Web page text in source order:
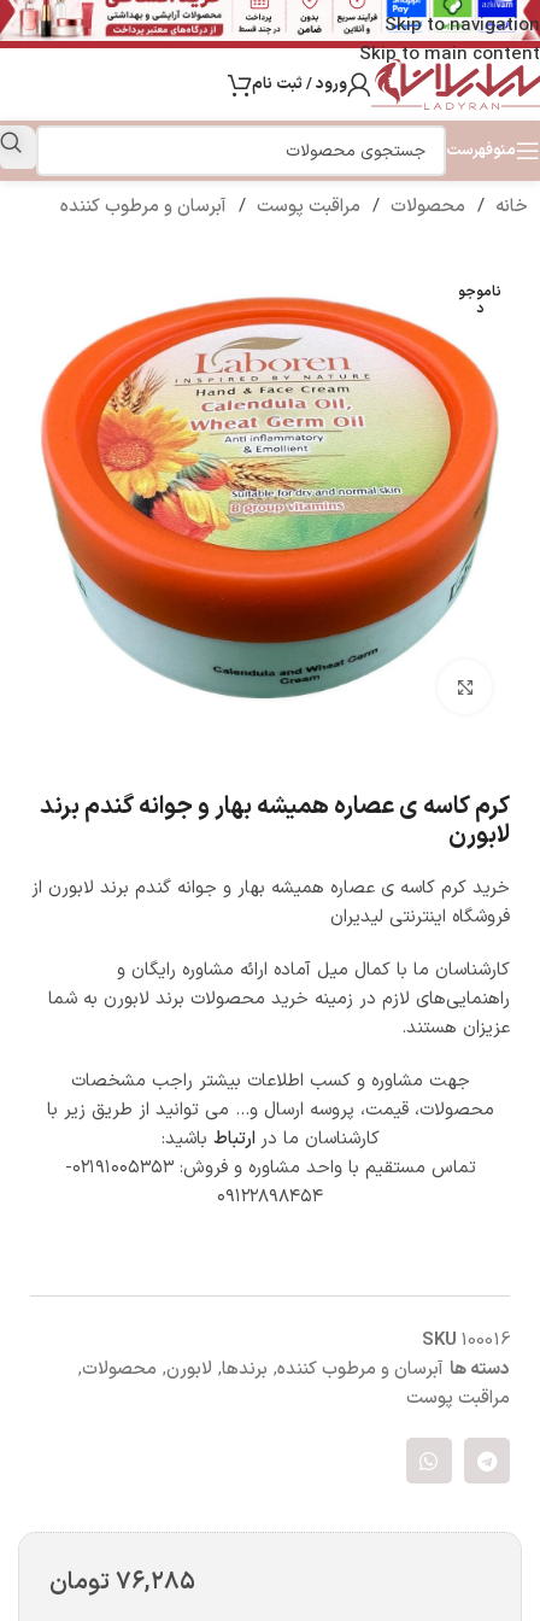
Skip to navigation
Skip to main content
ورود / ثبت نام
منوفهرست
خانه / محصولات / مراقبت پوست / آبرسان و مرطوب کننده
ناموجو
د
بزرگنمایی تصویر
کرم کاسه ی عصاره همیشه بهار و جوانه گندم برند
لابورن
خرید کرم کاسه ی عصاره همیشه بهار و جوانه گندم برند لابورن از
فروشگاه اینترنتی لیدیران
کارشناسان ما با کمال میل آماده ارائه مشاوره رایگان و
راهنمایی‌های لازم در زمینه خرید محصولات برند لابورن به شما
عزیزان هستند.
جهت مشاوره و کسب اطلاعات بیشتر راجب مشخصات
محصولات، قیمت، پروسه ارسال و… می توانید از طریق زیر با
کارشناسان ما در ارتباط باشید:
تماس مستقیم با واحد مشاوره و فروش: ۰۲۱۹۱۰۰۵۳۵۳-
۰۹۱۲۲۸۹۸۴۵۴
SKU 100016
دسته ها آبرسان و مرطوب کننده, برندها, لابورن, محصولات,
مراقبت پوست
۷۶,۲۸۵تومان